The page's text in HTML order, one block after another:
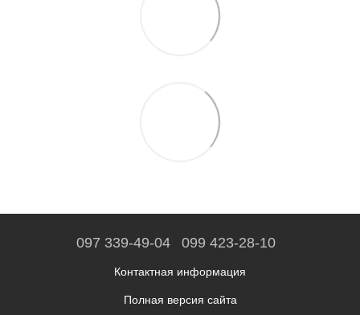
097 339-49-04 099 423-28-10
Контактная информация
Полная версия сайта